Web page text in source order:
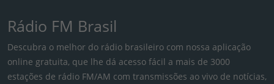
Rádio FM Brasil
Descubra o melhor do rádio brasileiro com nossa aplicação
online gratuita, que lhe dá acesso fácil a mais de 3000
estações de rádio FM/AM com transmissões ao vivo de notícias,